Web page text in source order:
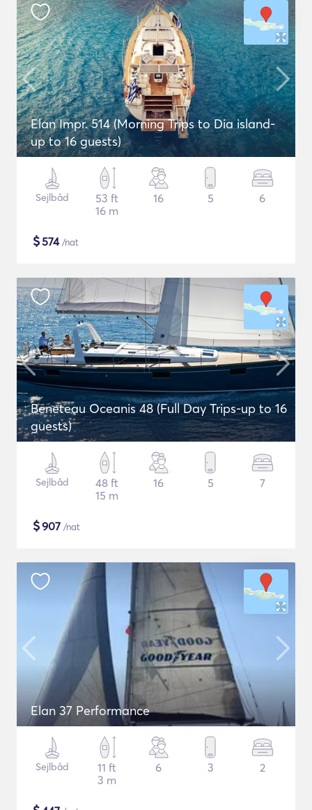
Elan Impr. 514 (Morning Trips to Dia island-
up to 16 guests)
Sejlbåd
53 ft
16 m
16 5 6
$574/nat
Beneteau Oceanis 48 (Full Day Trips-up to 16
guests)
Sejlbåd
48 ft
15 m
16 5 7
$907 /nat
Elan 37 Performance
Sejlbåd
11 ft
3 m
6 3 2